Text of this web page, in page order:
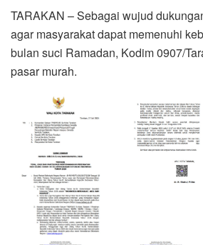
TARAKAN – Sebagai wujud
agar masyarakat dapat memenuhi
bulan suci Ramadan, Kodim 0907/
pasar murah.